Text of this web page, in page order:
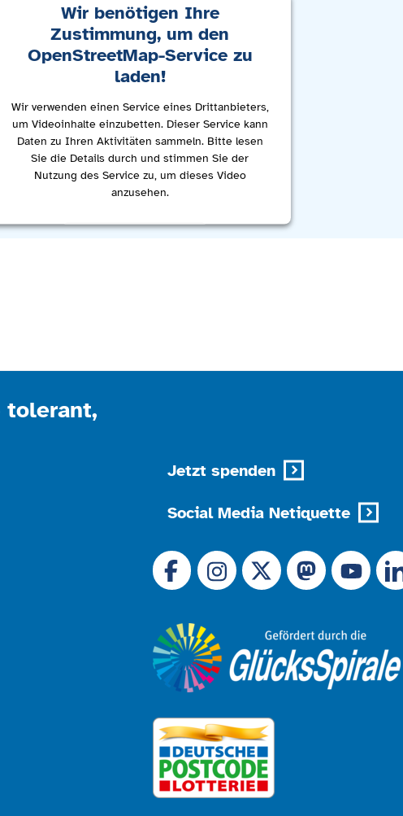
Wir benötigen Ihre
Zustimmung, um den
OpenStreetMap-Service zu
laden!
Wir verwenden einen Service eines Drittanbieters,
um Videoinhalte einzubetten. Dieser Service kann
Daten zu Ihren Aktivitäten sammeln. Bitte lesen
Sie die Details durch und stimmen Sie der
Nutzung des Service zu, um dieses Video
anzusehen.
Jetzt spenden
Social Media Netiquette
Link zu X (Ex-Twitter)